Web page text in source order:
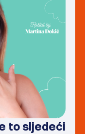
to sljedeći